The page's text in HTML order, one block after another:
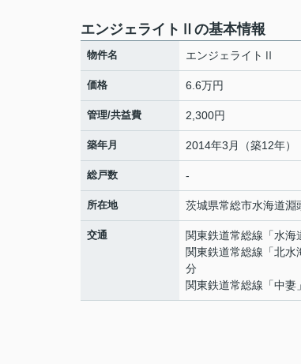
エンジェライトⅡの基本情報
物件名 エンジェライトⅡ
価格 6.6万円
管理/共益費 2,300円
築年月 2014年3月（築12年）
総戸数 -
所在地 茨城県常総市水海道淵
交通 関東鉄道常総線 「水海
関東鉄道常総線 「北水
分
関東鉄道常総線 「中妻